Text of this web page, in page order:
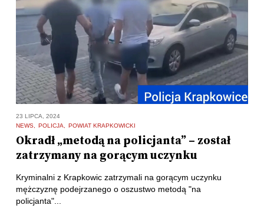
23 LIPCA, 2024
NEWS
POLICJA POWIAT KRAPKOWICKI
Okradł „metodą na policjanta” – został
zatrzymany na gorącym uczynku
Kryminalni z Krapkowic zatrzymali na gorącym uczynku
mężczyznę podejrzanego o oszustwo metodą "na
policjanta"...